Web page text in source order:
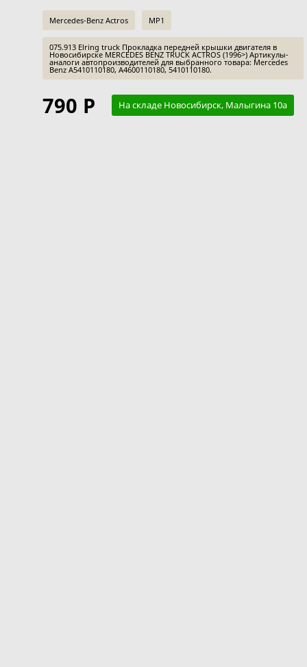
Mercedes-Benz Actros MP1
075.913 Elring truck Прокладка передней крышки двигателя в
Новосибирске MERCEDES BENZ TRUCK ACTROS (1996>) Артикулы-
аналоги автопроизводителей для выбранного товара: Mercedes
Benz A5410110180, A4600110180, 5410110180.
790 Р На складе Новосибирск, Малыгина 10а